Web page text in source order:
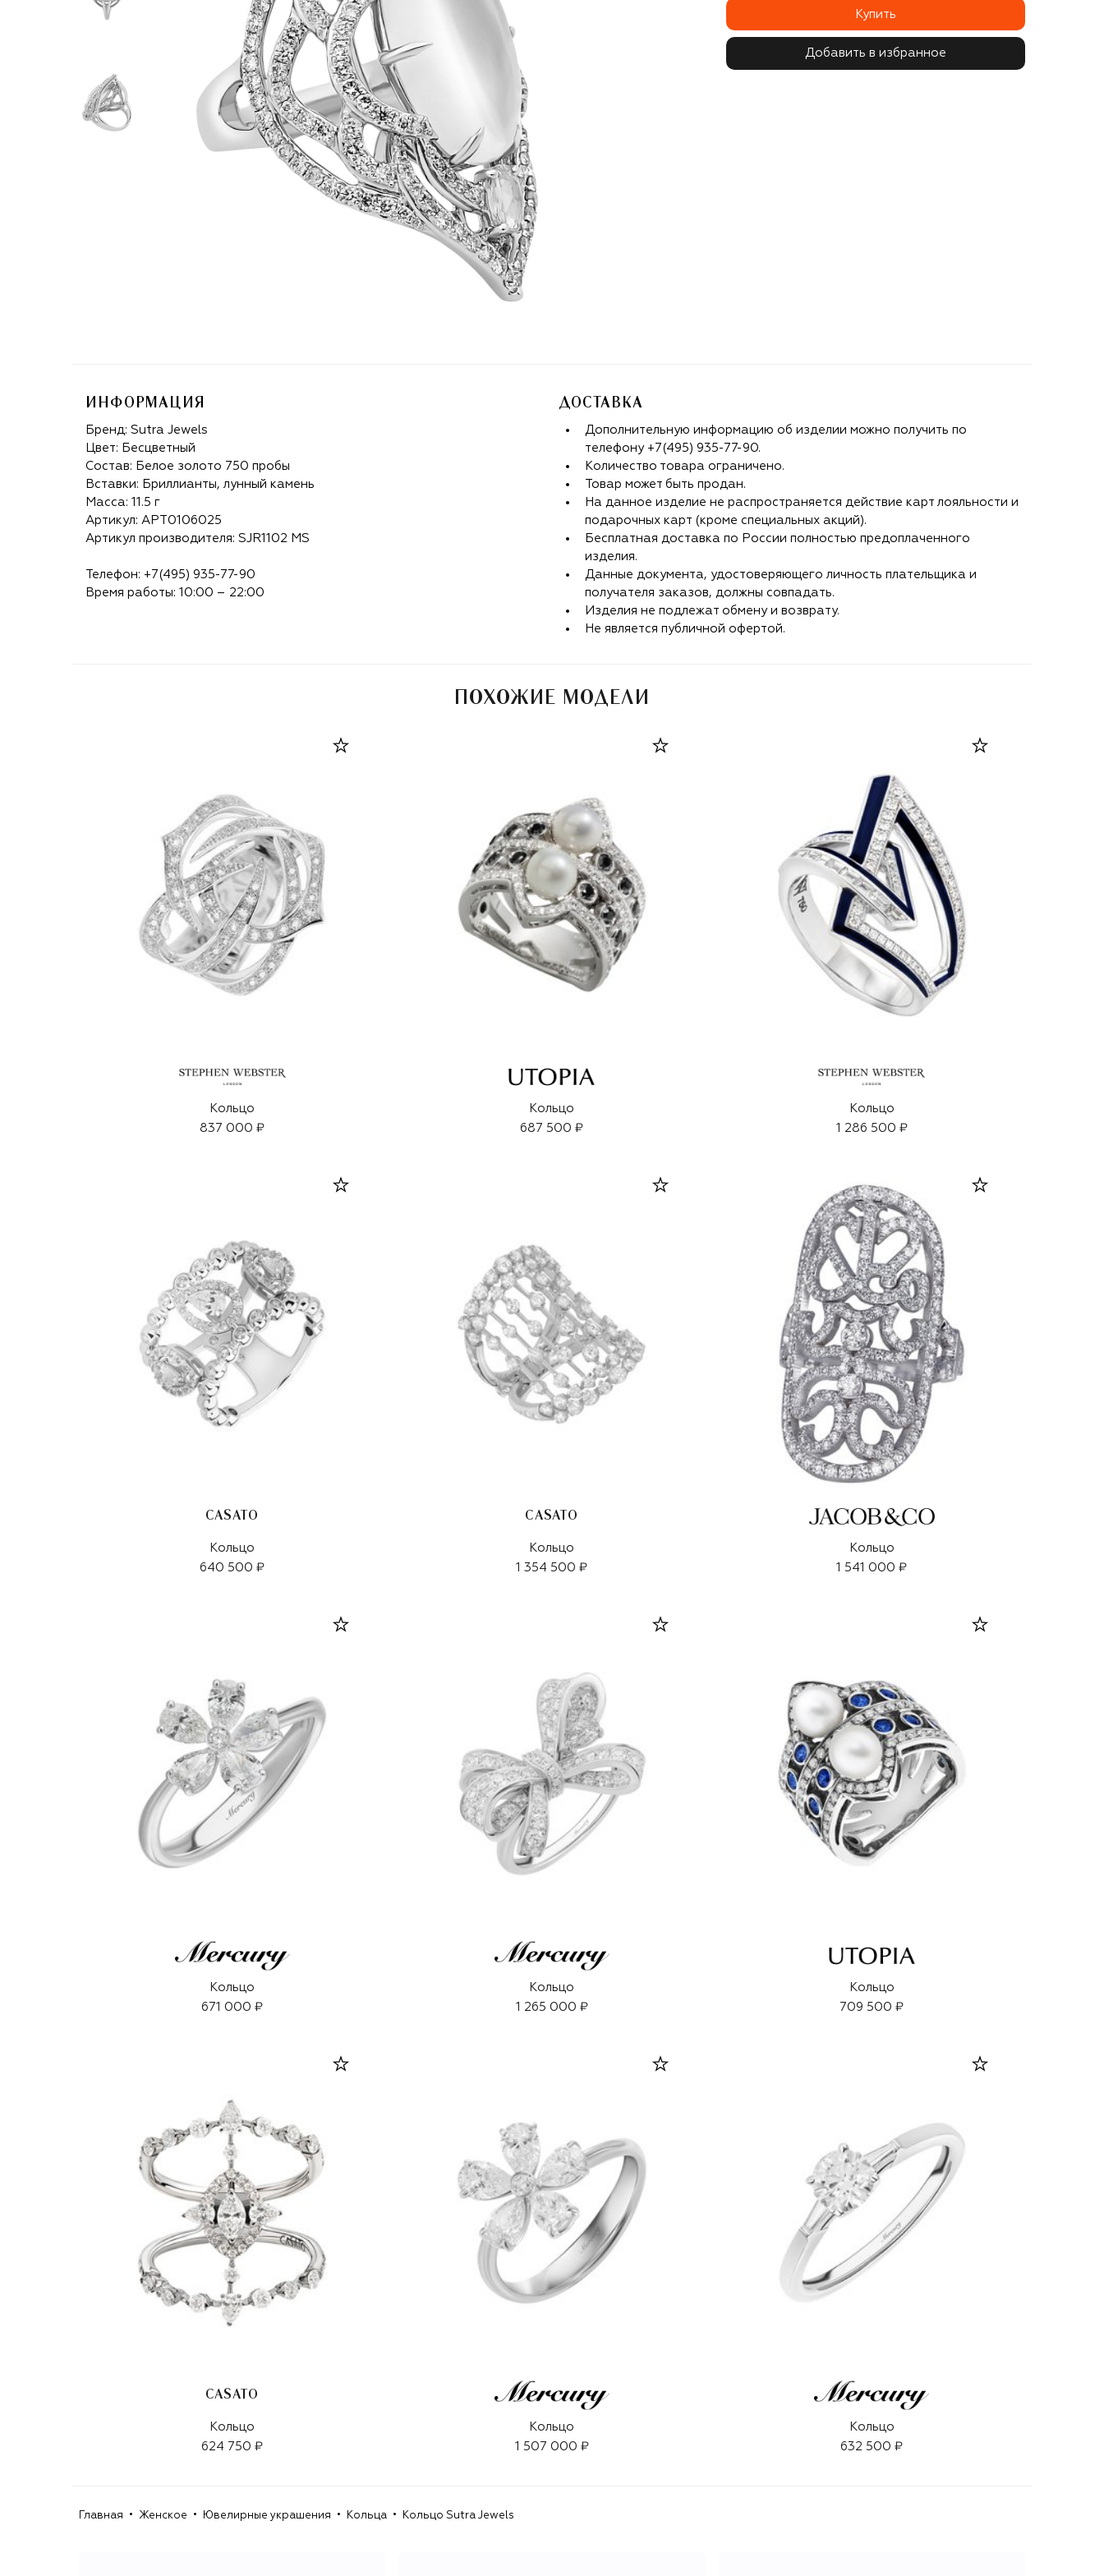
Купить
Добавить в избранное
ИНФОРМАЦИЯ
Бренд: Sutra Jewels
Цвет: Бесцветный
Состав: Белое золото 750 пробы
Вставки: Бриллианты, лунный камень
Масса: 11.5 г
Артикул: APT0106025
Артикул производителя: SJR1102 MS
Телефон: +7(495) 935-77-90
Время работы: 10:00 – 22:00
ДОСТАВКА
Дополнительную информацию об изделии можно получить по
телефону +7(495) 935-77-90.
Количество товара ограничено.
Товар может быть продан.
На данное изделие не распространяется действие карт лояльности и
подарочных карт (кроме специальных акций).
Бесплатная доставка по России полностью предоплаченного
изделия.
Данные документа, удостоверяющего личность плательщика и
получателя заказов, должны совпадать.
Изделия не подлежат обмену и возврату.
Не является публичной офертой.
ПОХОЖИЕ МОДЕЛИ
Кольцо
837 000 ₽
Кольцо
687 500 ₽
Кольцо
1 286 500 ₽
CASATO
Кольцо
640 500 ₽
CASATO
Кольцо
1 354 500 ₽
Кольцо
1 541 000 ₽
Кольцо
671 000 ₽
Кольцо
1 265 000 ₽
Кольцо
709 500 ₽
CASATO
Кольцо
624 750 ₽
Кольцо
1 507 000 ₽
Кольцо
632 500 ₽
Главная Женское Ювелирные украшения Кольца Кольцо Sutra Jewels